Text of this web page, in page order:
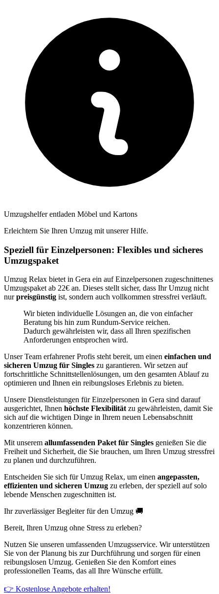
Umzugshelfer entladen Möbel und Kartons
Erleichtern Sie Ihren Umzug mit unserer Hilfe.
Speziell für Einzelpersonen: Flexibles und sicheres
Umzugspaket
Umzug Relax bietet in Gera ein auf Einzelpersonen zugeschnittenes
Umzugspaket ab 22€ an. Dieses stellt sicher, dass Ihr Umzug nicht
nurpreisgünstig ist, sondern auch vollkommen stressfrei verläuft.
Wir bieten individuelle Lösungen an, die von einfacher
Beratung bis hin zum Rundum-Service reichen.
Dadurch gewährleisten wir, dass all Ihren spezifischen
Anforderungen entsprochen wird.
Unser Team erfahrener Profis steht bereit, um einen einfachen und
sicheren Umzug für Singles zu garantieren. Wir setzen auf
fortschrittliche Schnittstellenlösungen, um den gesamten Ablauf zu
optimieren und Ihnen ein reibungsloses Erlebnis zu bieten.
Unsere Dienstleistungen für Einzelpersonen in Gera sind darauf
ausgerichtet, Ihnen höchste Flexibilität zu gewährleisten, damit Sie
sich auf die wichtigen Dinge in Ihrem neuen Lebensabschnitt
konzentrieren können.
Mit unserem allumfassenden Paket für Singles genießen Sie die
Freiheit und Sicherheit, die Sie brauchen, um Ihren Umzug stressfrei
zu planen und durchzuführen.
Entscheiden Sie sich für Umzug Relax, um einen angepassten,
effizienten und sicheren Umzug zu erleben, der speziell auf solo
lebende Menschen zugeschnitten ist.
Ihr zuverlässiger Begleiter für den Umzug 🚚
Bereit, Ihren Umzug ohne Stress zu erleben?
Nutzen Sie unseren umfassenden Umzugsservice. Wir unterstützen
Sie von der Planung bis zur Durchführung und sorgen für einen
reibungslosen Umzug. Genießen Sie den Komfort eines
professionellen Teams, das all Ihre Wünsche erfüllt.
👉 Kostenlose Angebote erhalten!